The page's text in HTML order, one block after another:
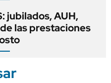
jubilados, AUH,
las prestaciones